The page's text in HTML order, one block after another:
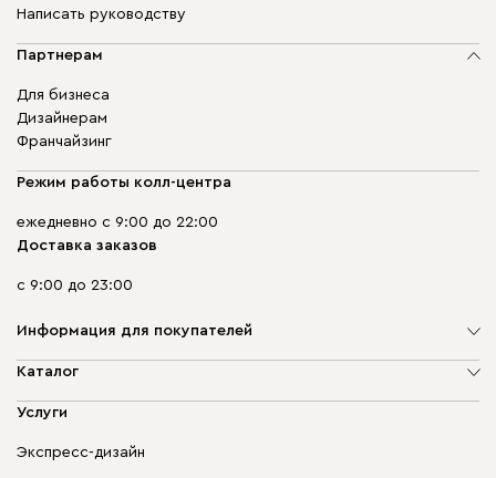
Написать руководству
Партнерам
Для бизнеса
Дизайнерам
Франчайзинг
Режим работы колл-центра
ежедневно с 9:00 до 22:00
Доставка заказов
с 9:00 до 23:00
Информация для покупателей
О компании
Доставка и оплата
диван.клуб
Каталог
Мягкая мебель
Бескаркасная мебель
Услуги
Экспресс-дизайн